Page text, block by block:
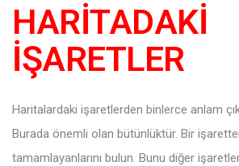
HARİTADAKİ
İŞARETLER
Haritalardaki işaretlerden binlerce anlam
Burada önemli olan bütünlüktür. Bir
tamamlayanlarını bulun. Bunu diğer